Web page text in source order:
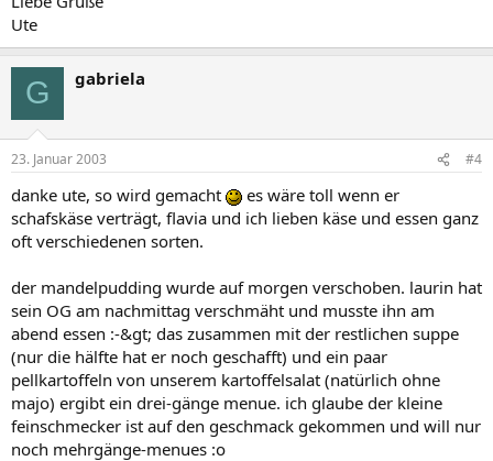
Ute
G gabriela
23. Januar 2003 #4
danke ute, so wird gemacht
es wäre toll wenn er
schafskäse verträgt, flavia und ich lieben käse und essen ganz
oft verschiedenen sorten.
der mandelpudding wurde auf morgen verschoben. laurin hat
sein OG am nachmittag verschmäht und musste ihn am
abend essen :-&gt; das zusammen mit der restlichen suppe
(nur die hälfte hat er noch geschafft) und ein paar
pellkartoffeln von unserem kartoffelsalat (natürlich ohne
majo) ergibt ein drei-gänge menue. ich glaube der kleine
feinschmecker ist auf den geschmack gekommen und will nur
noch mehrgänge-menues :o